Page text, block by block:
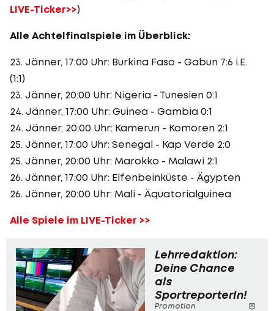
LIVE-Ticker>>)
Alle Achtelfinalspiele im Überblick:
23. Jänner, 17:00 Uhr: Burkina Faso - Gabun 7:6 i.E.
(1:1)
23. Jänner, 20:00 Uhr: Nigeria - Tunesien 0:1
24. Jänner, 17:00 Uhr: Guinea - Gambia 0:1
24. Jänner, 20:00 Uhr: Kamerun - Komoren 2:1
25. Jänner, 17:00 Uhr: Senegal - Kap Verde 2:0
25. Jänner, 20:00 Uhr: Marokko - Malawi 2:1
26. Jänner, 17:00 Uhr: Elfenbeinküste - Ägypten
26. Jänner, 20:00 Uhr: Mali - Äquatorialguinea
Alle Spiele im LIVE-Ticker >>
Lehrredaktion:
Deine Chance
als
SportreporterIn!
Promotion